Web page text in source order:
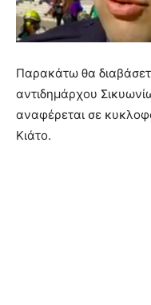
Παρακάτω θα
αντιδημάρχου
αναφέρεται σε
Κιάτο.